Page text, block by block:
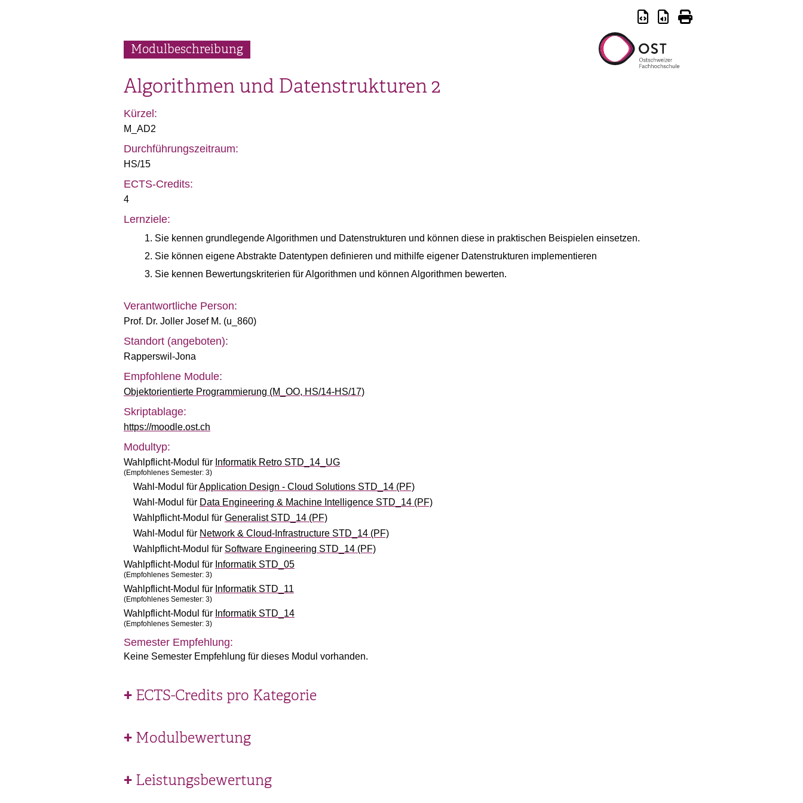
Modulbeschreibung
Algorithmen und Datenstrukturen 2
Kürzel:
M_AD2
Durchführungszeitraum:
HS/15
ECTS-Credits:
4
Lernziele:
Sie kennen grundlegende Algorithmen und Datenstrukturen und können diese in praktischen Beispielen einsetzen.
Sie können eigene Abstrakte Datentypen definieren und mithilfe eigener Datenstrukturen implementieren
Sie kennen Bewertungskriterien für Algorithmen und können Algorithmen bewerten.
Verantwortliche Person:
Prof. Dr. Joller Josef M. (u_860)
Standort (angeboten):
Rapperswil-Jona
Empfohlene Module:
Objektorientierte Programmierung (M_OO, HS/14-HS/17)
Skriptablage:
https://moodle.ost.ch
Modultyp:
Wahlpflicht-Modul für Informatik Retro STD_14_UG
(Empfohlenes Semester: 3)
Wahl-Modul fürApplication Design - Cloud Solutions STD_14 (PF)
Wahl-Modul für Data Engineering & Machine Intelligence STD_14 (PF)
Wahlpflicht-Modul für Generalist STD_14 (PF)
Wahl-Modul für Network & Cloud-Infrastructure STD_14 (PF)
Wahlpflicht-Modul für Software Engineering STD_14 (PF)
Wahlpflicht-Modul für Informatik STD_05
(Empfohlenes Semester: 3)
Wahlpflicht-Modul für Informatik STD_11
(Empfohlenes Semester: 3)
Wahlpflicht-Modul für Informatik STD_14
(Empfohlenes Semester: 3)
Semester Empfehlung:
Keine Semester Empfehlung für dieses Modul vorhanden.
ECTS-Credits pro Kategorie
Modulbewertung
Leistungsbewertung